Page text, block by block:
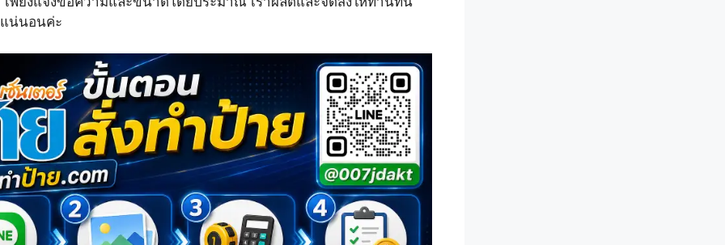
แน่นอนค่ะ